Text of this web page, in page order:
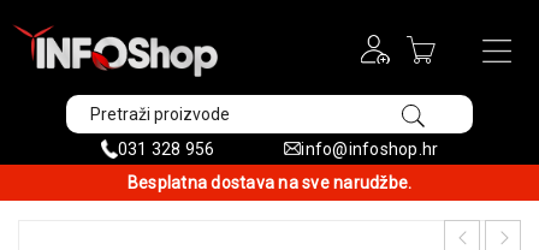
031 328 956
info@infoshop.hr
Besplatna dostava na sve narudžbe.